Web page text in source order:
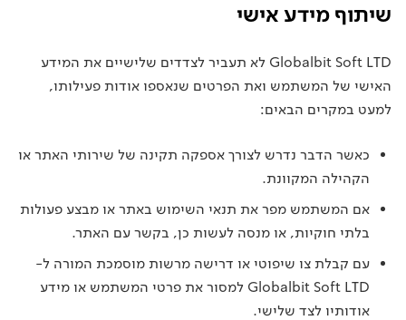
שיתוף מידע אישי
Globalbit Soft LTD לא תעביר לצדדים שלישיים את המידע
האישי של המשתמש ואת הפרטים שנאספו אודות פעילותו,
למעט במקרים הבאים:
כאשר הדבר נדרש לצורך אספקה תקינה של שירותי האתר או
הקהילה המקוונת.
אם המשתמש מפר את תנאי השימוש באתר או מבצע פעולות
בלתי חוקיות, או מנסה לעשות כן, בקשר עם האתר.
עם קבלת צו שיפוטי או דרישה מרשות מוסמכת המורה ל-
Globalbit Soft LTD למסור את פרטי המשתמש או מידע
אודותיו לצד שלישי.